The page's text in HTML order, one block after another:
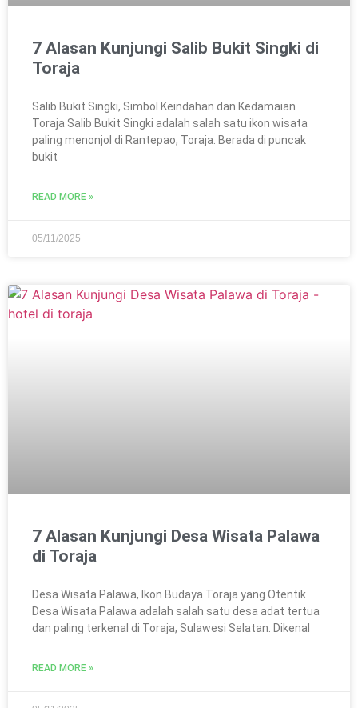
7 Alasan Kunjungi Salib Bukit Singki di
Toraja
Salib Bukit Singki, Simbol Keindahan dan Kedamaian
Toraja Salib Bukit Singki adalah salah satu ikon wisata
paling menonjol di Rantepao, Toraja. Berada di puncak
bukit
READ MORE »
05/11/2025
7 Alasan Kunjungi Desa Wisata Palawa
di Toraja
Desa Wisata Palawa, Ikon Budaya Toraja yang Otentik
Desa Wisata Palawa adalah salah satu desa adat tertua
dan paling terkenal di Toraja, Sulawesi Selatan. Dikenal
READ MORE »